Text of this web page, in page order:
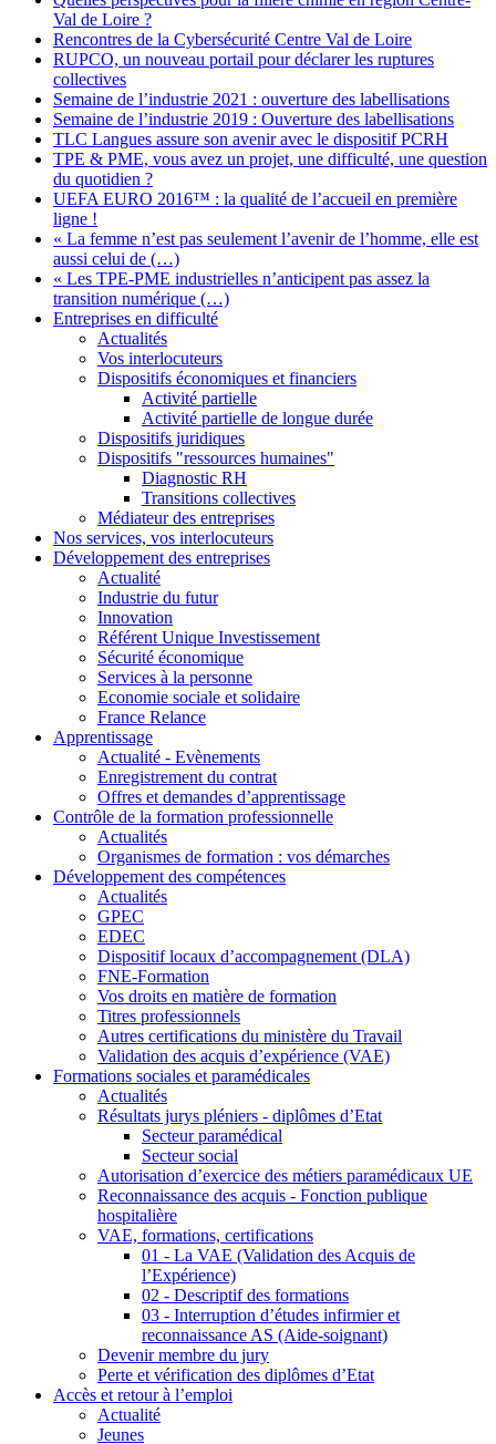
Val de Loire ?
Rencontres de la Cybersécurité Centre Val de Loire
RUPCO, un nouveau portail pour déclarer les ruptures
collectives
Semaine de l’industrie 2021 : ouverture des labellisations
Semaine de l’industrie 2019 : Ouverture des labellisations
TLC Langues assure son avenir avec le dispositif PCRH
TPE & PME, vous avez un projet, une difficulté, une question
du quotidien ?
UEFA EURO 2016™ : la qualité de l’accueil en première
ligne !
« La femme n’est pas seulement l’avenir de l’homme, elle est
aussi celui de (…)
« Les TPE-PME industrielles n’anticipent pas assez la
transition numérique (…)
Entreprises en difficulté
Actualités
Vos interlocuteurs
Dispositifs économiques et financiers
Activité partielle
Activité partielle de longue durée
Dispositifs juridiques
Dispositifs "ressources humaines"
Diagnostic RH
Transitions collectives
Médiateur des entreprises
Nos services, vos interlocuteurs
Développement des entreprises
Actualité
Industrie du futur
Innovation
Référent Unique Investissement
Sécurité économique
Services à la personne
Economie sociale et solidaire
France Relance
Apprentissage
Actualité - Evènements
Enregistrement du contrat
Offres et demandes d’apprentissage
Contrôle de la formation professionnelle
Actualités
Organismes de formation : vos démarches
Développement des compétences
Actualités
GPEC
EDEC
Dispositif locaux d’accompagnement (DLA)
FNE-Formation
Vos droits en matière de formation
Titres professionnels
Autres certifications du ministère du Travail
Validation des acquis d’expérience (VAE)
Formations sociales et paramédicales
Actualités
Résultats jurys pléniers - diplômes d’Etat
Secteur paramédical
Secteur social
Autorisation d’exercice des métiers paramédicaux UE
Reconnaissance des acquis - Fonction publique
hospitalière
VAE, formations, certifications
01 - La VAE (Validation des Acquis de
l’Expérience)
02 - Descriptif des formations
03 - Interruption d’études infirmier et
reconnaissance AS (Aide-soignant)
Devenir membre du jury
Perte et vérification des diplômes d’Etat
Accès et retour à l’emploi
Actualité
Jeunes